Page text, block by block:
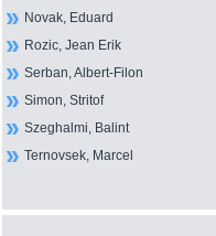
Novak, Eduard
Rozic, Jean Erik
Serban, Albert-Filon
Simon, Stritof
Szeghalmi, Balint
Ternovsek, Marcel